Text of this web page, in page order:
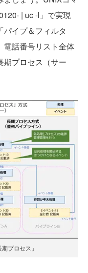
| uc -l」で実現
パイプ＆フィルタ
電話番号リスト全体
期プロセス（サー
プロセス」